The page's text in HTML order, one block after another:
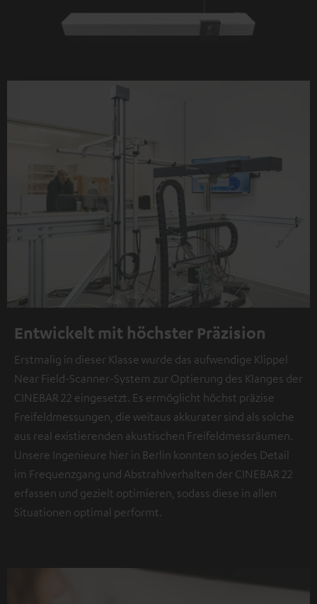
Entwickelt mit höchster Präzision
Erstmalig in dieser Klasse wurde das aufwendige Klippel
Near Field-Scanner-System zur Optierung des Klanges der
CINEBAR 22 eingesetzt. Es ermöglicht höchst präzise
Freifeldmessungen, die weitaus akkurater sind als solche
aus real existierenden akustischen Freifeldmessräumen.
Unsere Ingenieure hier in Berlin konnten so jedes Detail
im Frequenzgang und Abstrahlverhalten der CINEBAR 22
erfassen und gezielt optimieren, sodass diese in allen
Situationen optimal performt.